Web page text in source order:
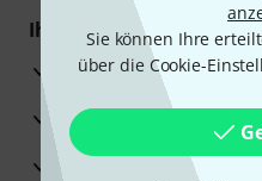
Sie können Ihre
über die Cookie-
Ihre Vorteile
3 Jahre Thomann
30 Tage Money-Back-
Reparaturservice